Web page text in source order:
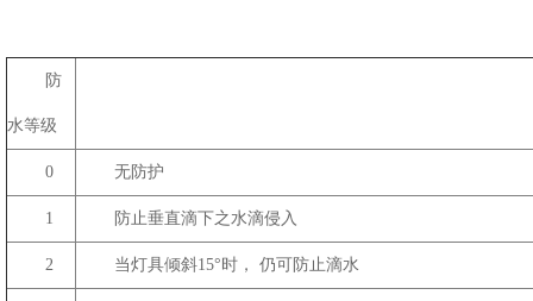
防
水等级
0 无防护
1 防止垂直滴下之水滴侵入
2 当灯具倾斜15°时， 仍可防止滴水